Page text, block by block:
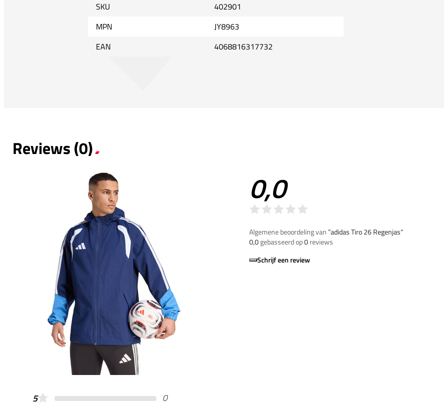
SKU
402901
MPN
JY8963
EAN
4068816317732
Reviews (0)
0,0
Algemene beoordeling van”adidas Tiro 26 Regenjas“
0,0gebasseerd op0reviews
Schrijf een review
5
0